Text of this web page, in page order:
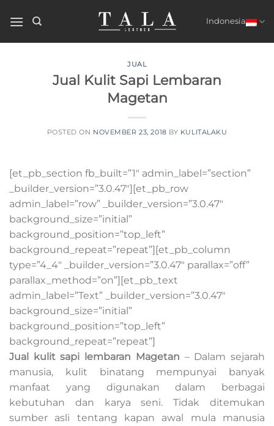
Indonesia
JUAL
Jual Kulit Sapi Lembaran
Magetan
POSTED ON NOVEMBER 23, 2018 BY KULITALAKU
[et_pb_section fb_built=”1″ admin_label=”section”
_builder_version=”3.0.47″][et_pb_row
admin_label=”row” _builder_version=”3.0.47″
background_size=”initial”
background_position=”top_left”
background_repeat=”repeat”][et_pb_column
type=”4_4″ _builder_version=”3.0.47″ parallax=”off”
parallax_method=”on”][et_pb_text
admin_label=”Text” _builder_version=”3.0.47″
background_size=”initial”
background_position=”top_left”
background_repeat=”repeat”]
Jual kulit sapi lembaran Magetan – Dalam sejarah
manusia, kulit binatang mempunyai banyak
manfaat yang digunakan dalam berbagai
kebutuhan dan karya seni. Tidak ditemukan
sumber asli tentang kapan awal mula manusia